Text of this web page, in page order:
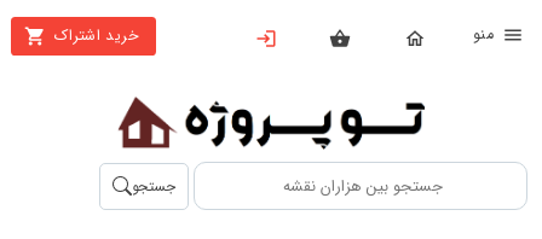
خرید اشتراک
بستن
محصولات
تهیه
اشتراک
جستجو